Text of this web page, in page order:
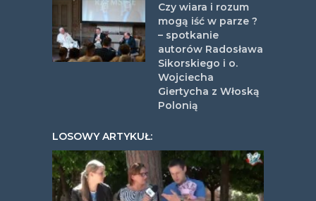
Czy wiara i rozum
mogą iść w parze ?
– spotkanie
autorów Radosława
Sikorskiego i o.
Wojciecha
Giertycha z Włoską
Polonią
LOSOWY ARTYKUŁ: